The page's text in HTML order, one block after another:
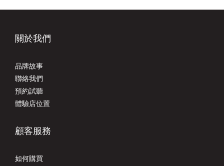
關於我們
品牌故事
聯絡我們
預約試聽
體驗店位置
顧客服務
如何購買